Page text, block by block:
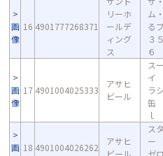
画
像
16 4901777268371
リーホ
ールデ
ィング
ス
ム
る
３
６
画
像
17 4901004025333
アサヒ
ビール
ス
イ
ラ
缶
ｌ
画 18 4901004026262
アサヒ
ビール
ス
ー
ゼ